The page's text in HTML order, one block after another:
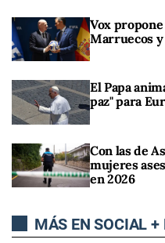
Vox propone
Marruecos y
El Papa
paz" para
Con las de
mujeres
en 2026
MÁS EN SOCIAL +